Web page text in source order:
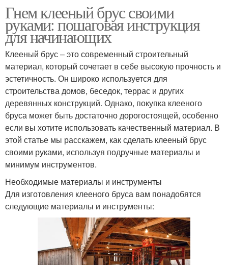
Гнем клееный брус своими
руками: пошаговая инструкция
для начинающих
Клееный брус – это современный строительный
материал, который сочетает в себе высокую прочность и
эстетичность. Он широко используется для
строительства домов, беседок, террас и других
деревянных конструкций. Однако, покупка клееного
бруса может быть достаточно дорогостоящей, особенно
если вы хотите использовать качественный материал. В
этой статье мы расскажем, как сделать клееный брус
своими руками, используя подручные материалы и
минимум инструментов.
Необходимые материалы и инструменты
Для изготовления клееного бруса вам понадобятся
следующие материалы и инструменты: